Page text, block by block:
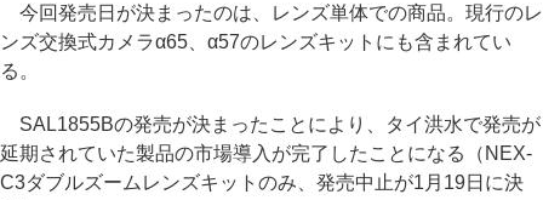
今回発売日が決まったのは、レンズ単体での商品。現行のレ
ンズ交換式カメラα65、α57のレンズキットにも含まれてい
る。
SAL1855Bの発売が決まったことにより、タイ洪水で発売が
延期されていた製品の市場導入が完了したことになる（NEX-
C3ダブルズームレンズキットのみ、発売中止が1月19日に決